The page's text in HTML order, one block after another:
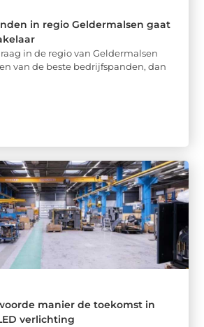
in regio Geldermalsen gaat
in de regio van Geldermalsen
van de beste bedrijfspanden, dan
manier de toekomst in
verlichting